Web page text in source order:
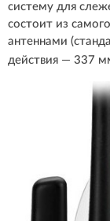
систему для
состоит из
антеннами
действия — 337